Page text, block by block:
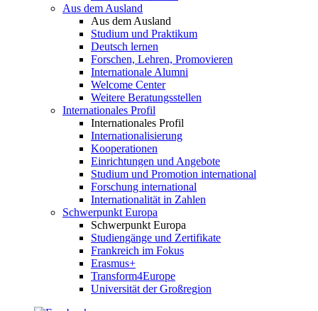
Aus dem Ausland
Aus dem Ausland
Studium und Praktikum
Deutsch lernen
Forschen, Lehren, Promovieren
Internationale Alumni
Welcome Center
Weitere Beratungsstellen
Internationales Profil
Internationales Profil
Internationalisierung
Kooperationen
Einrichtungen und Angebote
Studium und Promotion international
Forschung international
Internationalität in Zahlen
Schwerpunkt Europa
Schwerpunkt Europa
Studiengänge und Zertifikate
Frankreich im Fokus
Erasmus+
Transform4Europe
Universität der Großregion